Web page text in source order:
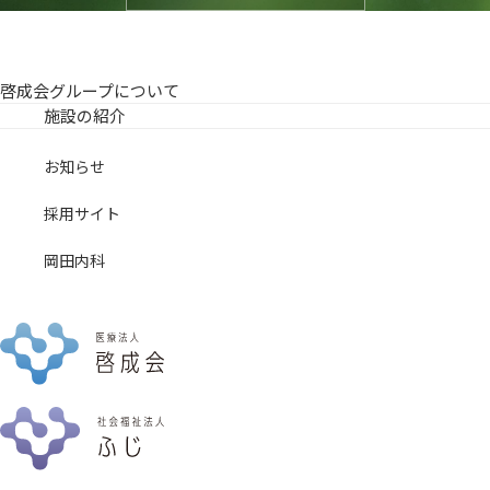
啓成会グループについて
施設の紹介
お知らせ
採用サイト
岡田内科